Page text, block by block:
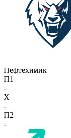
Нефтехимик
П1
-
X
-
П2
-